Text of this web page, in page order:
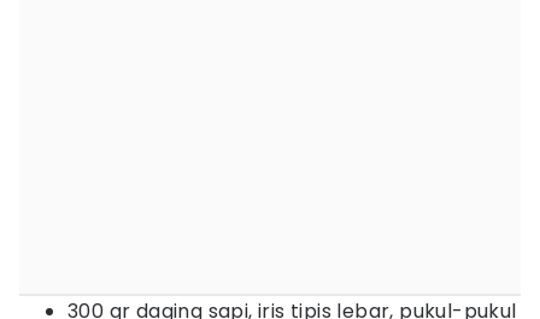
300 gr daging sapi, iris tipis lebar, pukul-pukul